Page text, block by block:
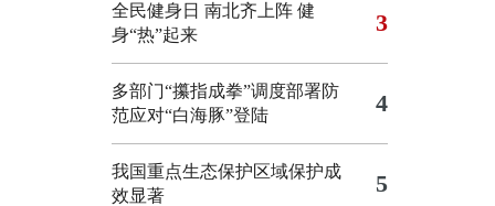
全民健身日 南北齐上阵 健
身“热”起来
3
多部门“攥指成拳”调度部署防
范应对“白海豚”登陆
4
我国重点生态保护区域保护成
效显著
5